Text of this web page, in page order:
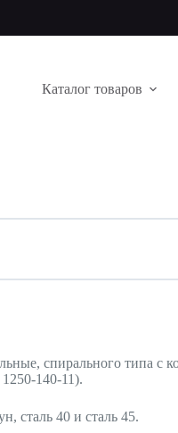
Каталог товаров
спирального типа с
140-11).
сталь 40 и сталь 45.